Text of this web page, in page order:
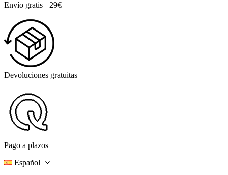
Envío gratis +29€
Devoluciones gratuitas
Pago a plazos
Español